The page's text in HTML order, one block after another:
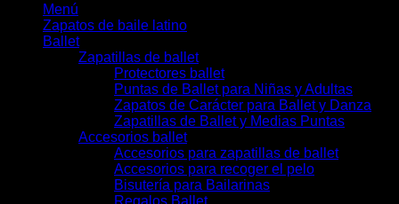
Menú
Zapatos de baile latino
Ballet
Zapatillas de ballet
Protectores ballet
Puntas de Ballet para Niñas y Adultas
Zapatos de Carácter para Ballet y Danza
Zapatillas de Ballet y Medias Puntas
Accesorios ballet
Accesorios para zapatillas de ballet
Accesorios para recoger el pelo
Bisutería para Bailarinas
Regalos Ballet